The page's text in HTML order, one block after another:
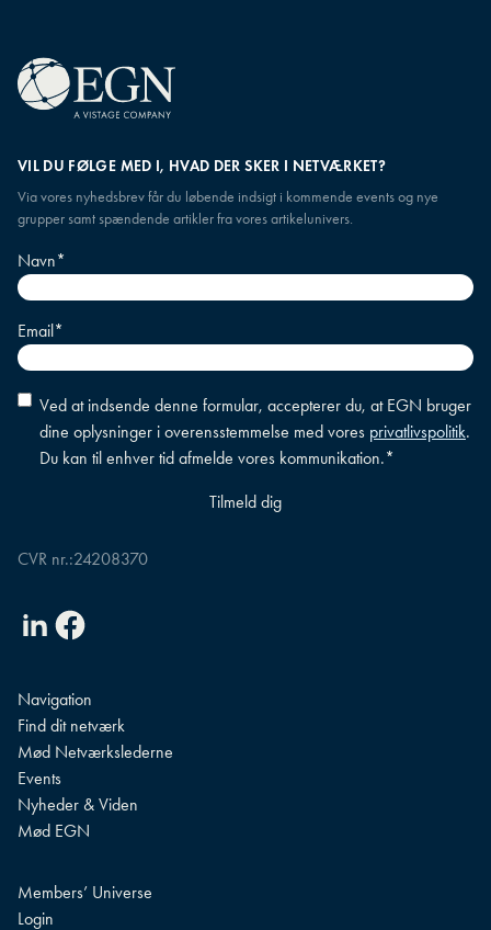
VIL DU FØLGE MED I, HVAD DER SKER I NETVÆRKET?
Via vores nyhedsbrev får du løbende indsigt i kommende events og nye
grupper samt spændende artikler fra vores artikelunivers.
Navn*
Email*
Accepter
betingelser*
Ved at indsende denne formular, accepterer du, at EGN bruger
dine oplysninger i overensstemmelse med vores privatlivspolitik.
Du kan til enhver tid afmelde vores kommunikation.*
CVR nr.:24208370
LinkedinFacebook
Navigation
Find dit netværk
Mød Netværkslederne
Events
Nyheder & Viden
Mød EGN
Members’ Universe
Login